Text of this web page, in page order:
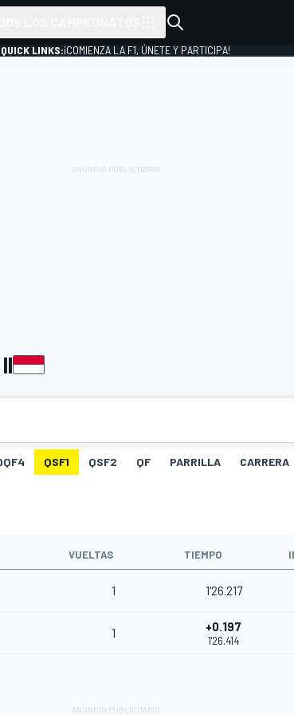
QUICK LINKS:¡COMIENZA LA F1, ÚNETE Y PARTICIPA!
QSF1 QSF2 QF PARRILLA CARRERA
VUELTAS TIEMPO
1 1'26.217
1 +0.197
1'26.414